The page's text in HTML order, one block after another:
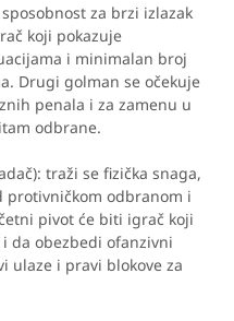
za brzi izlazak
koji pokazuje
i minimalan broj
Drugi golman se očekuje
penala i za zamenu u
odbrane.
traži se fizička snaga,
protivničkom odbranom i
pivot će biti igrač koji
da obezbedi ofanzivni
ulaze i pravi blokove za